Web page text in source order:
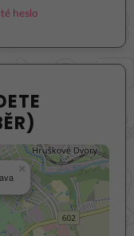
heslo
×